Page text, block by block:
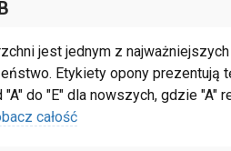
jest jednym z
Etykiety opony prezentują
do "E" dla nowszych, gdzie "A"
całość